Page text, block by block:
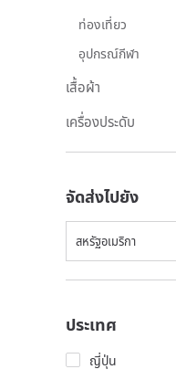
ท่องเที่ยว
อุปกรณ์กีฬา
เสื้อผ้า
เครื่องประดับ
จัดส่งไปยัง
สหรัฐอเมริกา
ประเทศ
ญี่ปุ่น